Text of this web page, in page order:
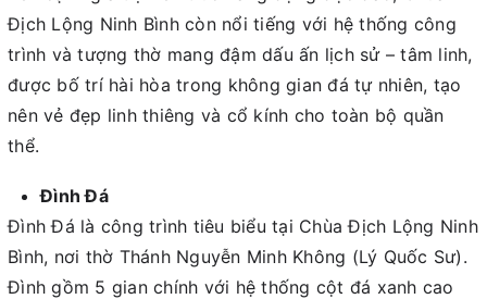
Địch Lộng Ninh Bình còn nổi tiếng với hệ thống công
trình và tượng thờ mang đậm dấu ấn lịch sử – tâm linh,
được bố trí hài hòa trong không gian đá tự nhiên, tạo
nên vẻ đẹp linh thiêng và cổ kính cho toàn bộ quần
thể.
Đình Đá
Đình Đá là công trình tiêu biểu tại Chùa Địch Lộng Ninh
Bình, nơi thờ Thánh Nguyễn Minh Không (Lý Quốc Sư).
Đình gồm 5 gian chính với hệ thống cột đá xanh cao